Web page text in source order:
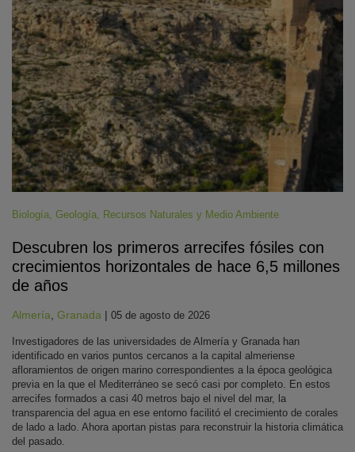
Biología, Geología, Recursos Naturales y Medio Ambiente
Descubren los primeros arrecifes fósiles con
crecimientos horizontales de hace 6,5 millones
de años
Almería, Granada | 05 de agosto de 2026
Investigadores de las universidades de Almería y Granada han
identificado en varios puntos cercanos a la capital almeriense
afloramientos de origen marino correspondientes a la época geológica
previa en la que el Mediterráneo se secó casi por completo. En estos
arrecifes formados a casi 40 metros bajo el nivel del mar, la
transparencia del agua en ese entorno facilitó el crecimiento de corales
de lado a lado. Ahora aportan pistas para reconstruir la historia climática
del pasado.